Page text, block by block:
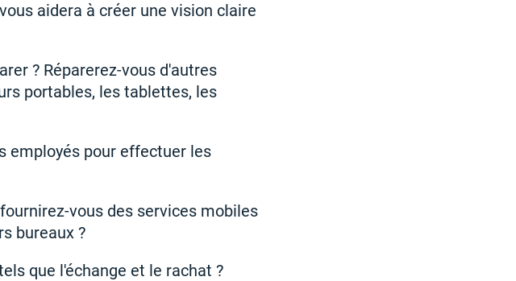
aidera à créer une vision claire
? Réparerez-vous d'autres
portables, les tablettes, les
employés pour effectuer les
vous des services mobiles
bureaux ?
que l'échange et le rachat ?